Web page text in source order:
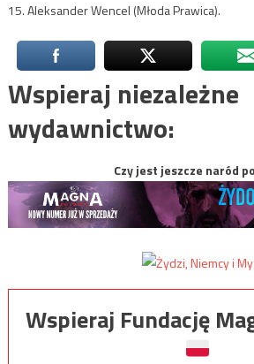
15. Aleksander Wencel (Młoda Prawica).
Wspieraj niezależne
wydawnictwo:
Czy jest jeszcze naród
Wspieraj Fundację